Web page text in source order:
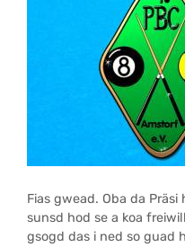
Fias gwead. Oba da
sunsd hod se a koa
gsogd das i ned so guad